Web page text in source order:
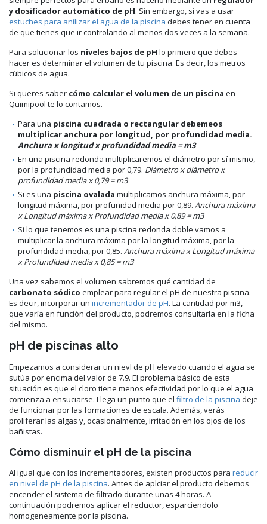
y dosificador automático de pH. Sin embargo, si vas a usar
estuches para anilizar el agua de la piscina debes tener en cuenta
de que tienes que ir controlando al menos dos veces a la semana.
Para solucionar los niveles bajos de pH lo primero que debes
hacer es determinar el volumen de tu piscina. Es decir, los metros
cúbicos de agua.
Si queres saber cómo calcular el volumen de un piscina en
Quimipool te lo contamos.
Para una piscina cuadrada o rectangular debemeos
multiplicar anchura por longitud, por profundidad media.
Anchura x longitud x profundidad media = m3
En una piscina redonda multiplicaremos el diámetro por sí mismo,
por la profundidad media por 0,79. Diámetro x diámetro x
profundidad media x 0,79 = m3
Si es una piscina ovalada multiplicamos anchura máxima, por
longitud máxima, por profunidad media por 0,89. Anchura máxima
x Longitud máxima x Profundidad media x 0,89 = m3
Si lo que tenemos es una piscina redonda doble vamos a
multiplicar la anchura máxima por la longitud máxima, por la
profundidad media, por 0,85. Anchura máxima x Longitud máxima
x Profundidad media x 0,85 = m3
Una vez sabemos el volumen sabremos qué cantidad de
carbonato sódico emplear para regular el pH de nuestra piscina.
Es decir, incorporar un incrementador de pH. La cantidad por m3,
que varía en función del producto, podremos consultarla en la ficha
del mismo.
pH de piscinas alto
Empezamos a considerar un nievl de pH elevado cuando el agua se
sutúa por encima del valor de 7.9. El problema básico de esta
situación es que el cloro tiene menos efectividad por lo que el agua
comienza a ensuciarse. Llega un punto que el filtro de la piscina deje
de funcionar por las formaciones de escala. Además, verás
proliferar las algas y, ocasionalmente, irritación en los ojos de los
bañistas.
Cómo disminuir el pH de la piscina
Al igual que con los incrementadores, existen productos para reducir
en nivel de pH de la piscina. Antes de aplciar el producto debemos
encender el sistema de filtrado durante unas 4 horas. A
continuación podremos aplicar el reductor, esparciendolo
homogeneamente por la piscina.